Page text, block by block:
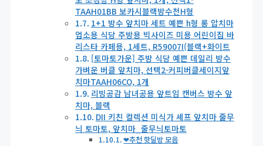
TAAH01BB 보카시블랙방수천H형
1+1 방수 앞치마 세트 예쁜 h형 롱 압치마
업소용 식당 주방용 빅사이즈 미용 어린이집 바
리스타 카페용, 1세트, R59007I(블랙+화이트
[토마토가운] 주방 식당 예쁜 데일리 방수
가벼운 버클 앞치마, 선택2-커피버클세이지앞
치마TAAH06CO, 1개
리빙공감 남녀공용 앞트임 캔버스 방수 앞
치마, 블랙
DII 키친 컬렉션 미식가 셰프 앞치마 줄무
늬 토마토, 앞치마_줄무늬토마토
❤추천 핫딜방 모음